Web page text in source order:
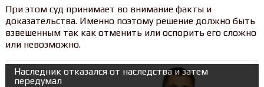
При этом суд принимает во внимание факты и
доказательства. Именно поэтому решение должно быть
взвешенным так как отменить или оспорить его сложно
или невозможно.
Наследник отказался от наследства и затем
передумал